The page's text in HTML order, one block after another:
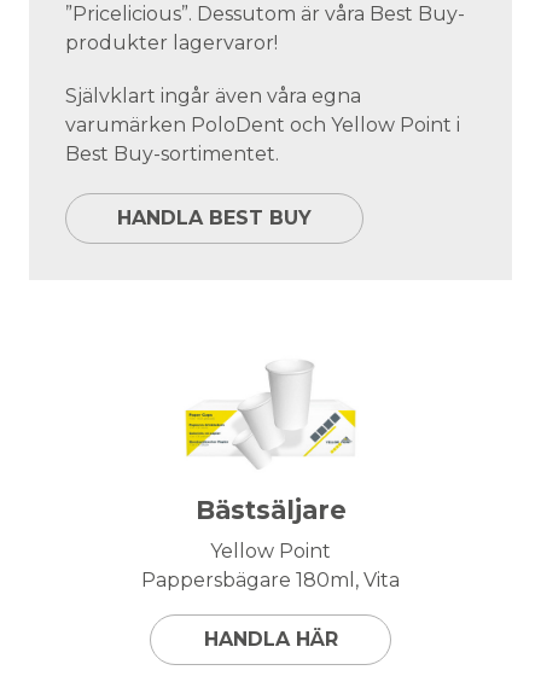
”Pricelicious”. Dessutom är våra Best Buy-
produkter lagervaror!
Självklart ingår även våra egna
varumärken PoloDent och Yellow Point i
Best Buy-sortimentet.
HANDLA BEST BUY
Bästsäljare
Yellow Point
Pappersbägare 180ml, Vita
HANDLA HÄR